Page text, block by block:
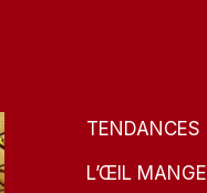
TENDANCES
L’ŒIL MANGE